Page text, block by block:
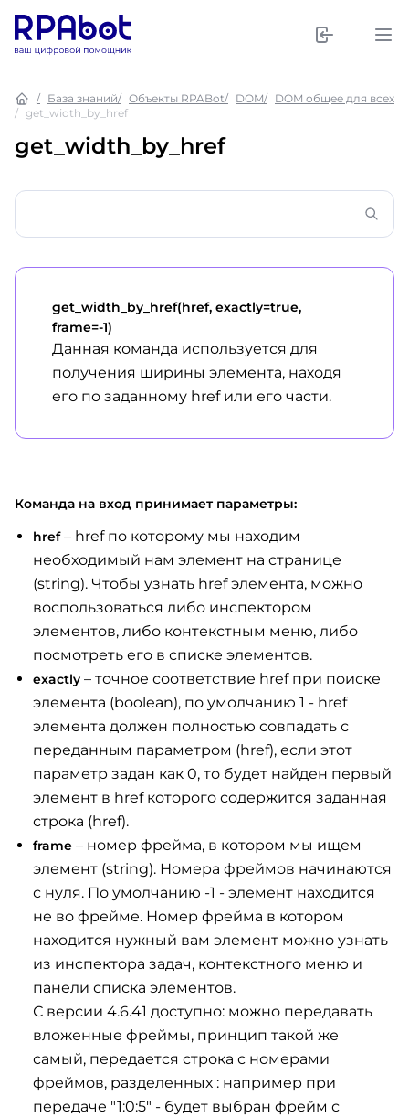
База знаний Объекты RPABot DOM
DOM общее для всех
get_width_by_href
get_width_by_href
get_width_by_href(href, exactly=true,
frame=-1)
Данная команда используется для
получения ширины элемента, находя
его по заданному href или его части.
Команда на вход принимает параметры:
href– href по которому мы находим
необходимый нам элемент на странице
(string). Чтобы узнать href элемента, можно
воспользоваться либо инспектором
элементов, либо контекстным меню, либо
посмотреть его в списке элементов.
exactly – точное соответствие href при поиске
элемента (boolean), по умолчанию 1 - href
элемента должен полностью совпадать с
переданным параметром (href), если этот
параметр задан как 0, то будет найден первый
элемент в href которого содержится заданная
строка (href).
frame – номер фрейма, в котором мы ищем
элемент (string). Номера фреймов начинаются
с нуля. По умолчанию -1 - элемент находится
не во фрейме. Номер фрейма в котором
находится нужный вам элемент можно узнать
из инспектора задач, контекстного меню и
панели списка элементов.
С версии 4.6.41 доступно: можно передавать
вложенные фреймы, принцип такой же
самый, передается строка с номерами
фреймов, разделенных : например при
передаче "1:0:5" - будет выбран фрейм с